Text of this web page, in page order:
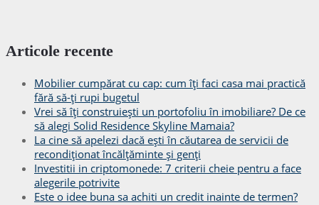
Articole recente
Mobilier cumpărat cu cap: cum îți faci casa mai practică
fără să-ți rupi bugetul
Vrei să îți construiești un portofoliu în imobiliare? De ce
să alegi Solid Residence Skyline Mamaia?
La cine să apelezi dacă ești în căutarea de servicii de
recondiționat încălțăminte și genți
Investitii in criptomonede: 7 criterii cheie pentru a face
alegerile potrivite
Este o idee buna sa achiti un credit inainte de termen?